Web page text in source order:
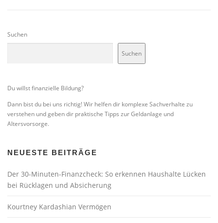
Suchen
Suchen
Du willst finanzielle Bildung?
Dann bist du bei uns richtig! Wir helfen dir komplexe Sachverhalte zu
verstehen und geben dir praktische Tipps zur Geldanlage und
Altersvorsorge.
NEUESTE BEITRÄGE
Der 30-Minuten-Finanzcheck: So erkennen Haushalte Lücken
bei Rücklagen und Absicherung
Kourtney Kardashian Vermögen